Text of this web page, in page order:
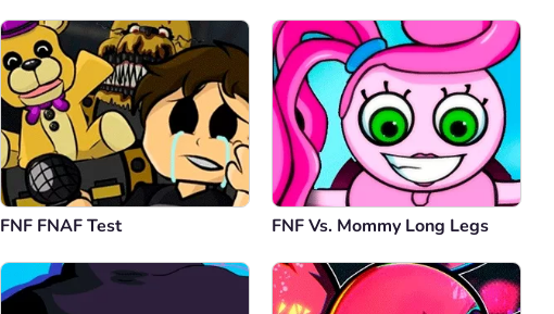
FNF FNAF Test FNF Vs. Mommy Long Legs